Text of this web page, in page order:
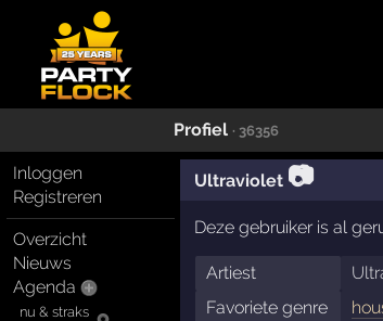
Profiel · 36356
Inloggen
Registreren
Overzicht
Nieuws
Agenda
nu & straks
Ultraviolet 📷
Deze gebruiker is al
Artiest
Favoriete genre